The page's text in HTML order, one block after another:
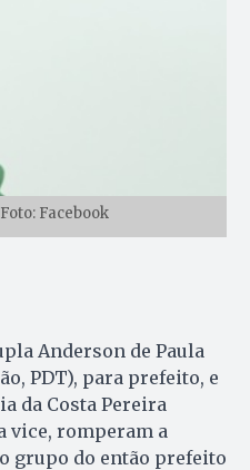
Facebook
Anderson de Paula
PDT), para prefeito, e
da Costa Pereira
vice, romperam a
grupo do então prefeito